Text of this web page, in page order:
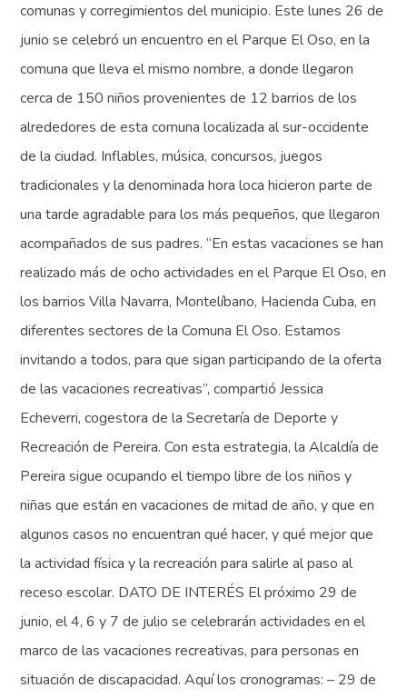
comunas y corregimientos del municipio. Este lunes 26 de
junio se celebró un encuentro en el Parque El Oso, en la
comuna que lleva el mismo nombre, a donde llegaron
cerca de 150 niños provenientes de 12 barrios de los
alrededores de esta comuna localizada al sur-occidente
de la ciudad. Inflables, música, concursos, juegos
tradicionales y la denominada hora loca hicieron parte de
una tarde agradable para los más pequeños, que llegaron
acompañados de sus padres. “En estas vacaciones se han
realizado más de ocho actividades en el Parque El Oso, en
los barrios Villa Navarra, Montelíbano, Hacienda Cuba, en
diferentes sectores de la Comuna El Oso. Estamos
invitando a todos, para que sigan participando de la oferta
de las vacaciones recreativas”, compartió Jessica
Echeverri, cogestora de la Secretaría de Deporte y
Recreación de Pereira. Con esta estrategia, la Alcaldía de
Pereira sigue ocupando el tiempo libre de los niños y
niñas que están en vacaciones de mitad de año, y que en
algunos casos no encuentran qué hacer, y qué mejor que
la actividad física y la recreación para salirle al paso al
receso escolar. DATO DE INTERÉS El próximo 29 de
junio, el 4, 6 y 7 de julio se celebrarán actividades en el
marco de las vacaciones recreativas, para personas en
situación de discapacidad. Aquí los cronogramas: – 29 de